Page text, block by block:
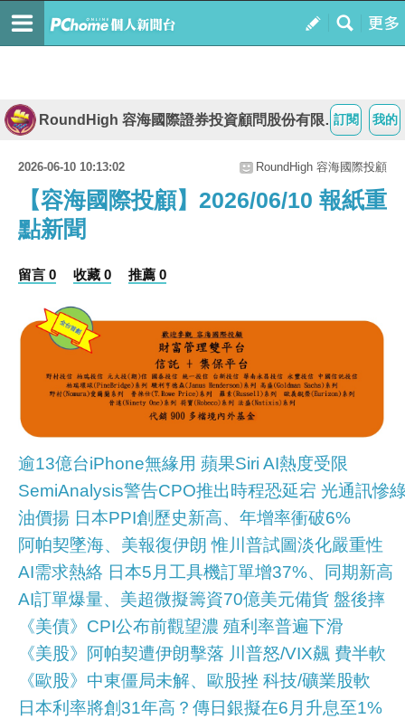
我的
訂閱
RoundHigh 容海國際證券投資顧問股份有限公司
2026-06-10 10:13:02 RoundHigh 容海國際投顧
【容海國際投顧】2026/06/10 報紙重
點新聞
留言 0 收藏 0 推薦 0
逾13億台iPhone無緣用 蘋果Siri AI熱度受限
SemiAnalysis警告CPO推出時程恐延宕 光通訊慘
油價揚 日本PPI創歷史新高、年增率衝破6%
阿帕契墜海、美報復伊朗 惟川普試圖淡化嚴重性
AI需求熱絡 日本5月工具機訂單增37%、同期新高
AI訂單爆量、美超微擬籌資70億美元備貨 盤後摔
《美債》CPI公布前觀望濃 殖利率普遍下滑
《美股》阿帕契遭伊朗擊落 川普怒/VIX飆 費半軟
《歐股》中東僵局未解、歐股挫 科技/礦業股軟
日本利率將創31年高？傳日銀擬在6月升息至1%